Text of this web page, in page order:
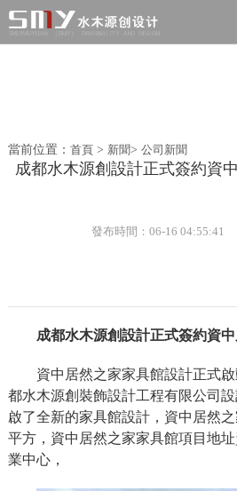
當前位置： 首頁> 新聞> 公司新聞
成都水木源創設計正式簽約資
發布時間：06-16 04:55:41
成都水木源創設計正式簽約資
資中居然之家家具館設計正式
都水木源創裝飾設計工程有限公司
啟了全新的家具館設計，資中居然
平方，資中居然之家家具館項目地
業中心，